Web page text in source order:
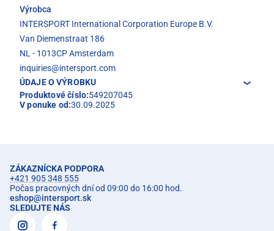
Výrobca
INTERSPORT International Corporation Europe B.V.
Van Diemenstraat 186
NL - 1013CP Amsterdam
inquiries@intersport.com
ÚDAJE O VÝROBKU
Produktové číslo:549207045
V ponuke od:30.09.2025
ZÁKAZNÍCKA PODPORA
+421 905 348 555
Počas pracovných dní od 09:00 do 16:00 hod.
eshop@intersport.sk
SLEDUJTE NÁS